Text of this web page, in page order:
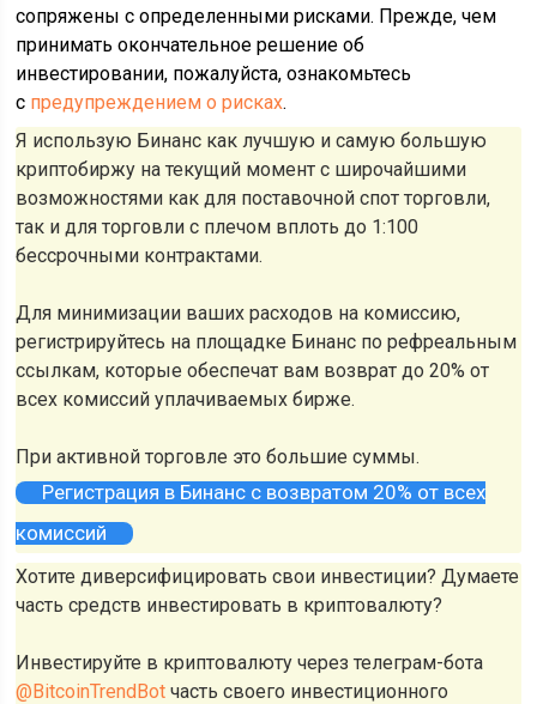
сопряжены с определенными рисками. Прежде, чем
принимать окончательное решение об
инвестировании, пожалуйста, ознакомьтесь
с предупреждением о рисках.
Я использую Бинанс как лучшую и самую большую
криптобиржу на текущий момент с широчайшими
возможностями как для поставочной спот торговли,
так и для торговли с плечом вплоть до 1:100
бессрочными контрактами.
Для минимизации ваших расходов на комиссию,
регистрируйтесь на площадке Бинанс по рефреальным
ссылкам, которые обеспечат вам возврат до 20% от
всех комиссий уплачиваемых бирже.
При активной торговле это большие суммы.
Регистрация в Бинанс с возвратом 20% от всех
комиссий
Хотите диверсифицировать свои инвестиции? Думаете
часть средств инвестировать в криптовалюту?
Инвестируйте в криптовалюту через телеграм-бота
@BitcoinTrendBot часть своего инвестиционного